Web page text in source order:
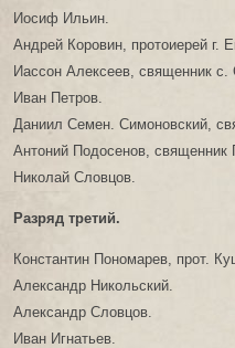
Иосиф Ильин.
Андрей Коровин, протоиерей г.
Иассон Алексеев, священник с.
Иван Петров.
Даниил Семен. Симоновский,
Антоний Подосенов, священник
Николай Словцов.
Разряд третий.
Константин Пономарев, прот.
Александр Никольский.
Александр Словцов.
Иван Игнатьев.